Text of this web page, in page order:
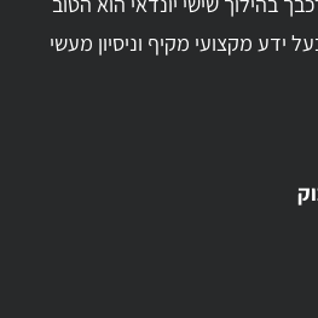
ידע מקצועי מקיף וניסיון מעשי